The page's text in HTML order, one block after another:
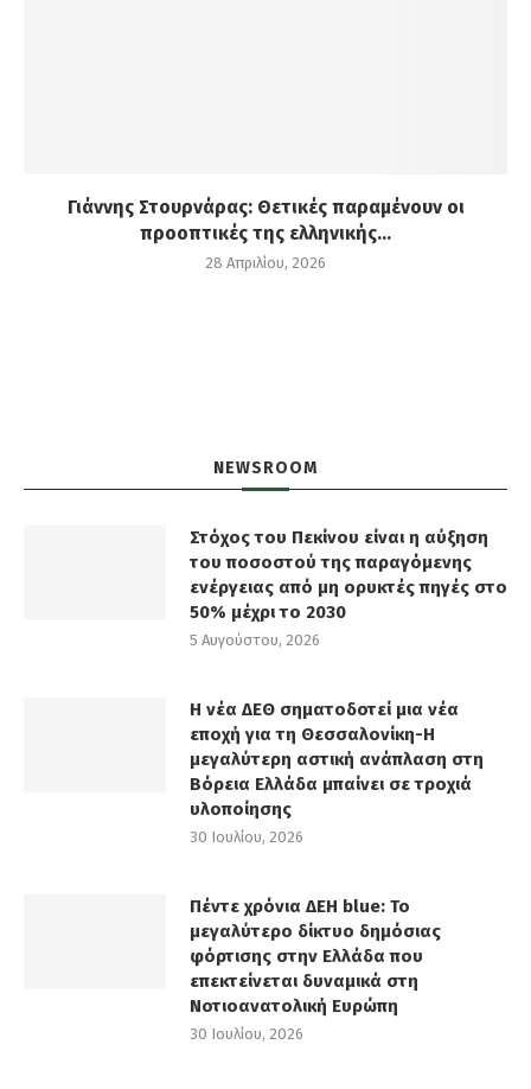
Γιάννης Στουρνάρας: Θετικές παραμένουν οι
προοπτικές της ελληνικής...
28 Απριλίου, 2026
NEWSROOM
Στόχος του Πεκίνου είναι η αύξηση
του ποσοστού της παραγόμενης
ενέργειας από μη ορυκτές πηγές στο
50% μέχρι το 2030
5 Αυγούστου, 2026
Η νέα ΔΕΘ σηματοδοτεί μια νέα
εποχή για τη Θεσσαλονίκη-Η
μεγαλύτερη αστική ανάπλαση στη
Βόρεια Ελλάδα μπαίνει σε τροχιά
υλοποίησης
30 Ιουλίου, 2026
Πέντε χρόνια ΔΕΗ blue: Το
μεγαλύτερο δίκτυο δημόσιας
φόρτισης στην Ελλάδα που
επεκτείνεται δυναμικά στη
Νοτιοανατολική Ευρώπη
30 Ιουλίου, 2026